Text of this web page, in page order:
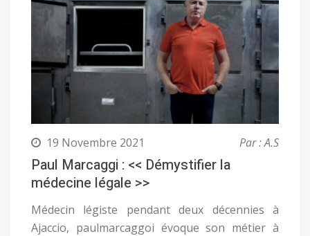
19 Novembre 2021 Par : A.S
Paul Marcaggi : << Démystifier la
médecine légale >>
Médecin légiste pendant deux décennies à
Ajaccio, paulmarcaggoi évoque son métier à